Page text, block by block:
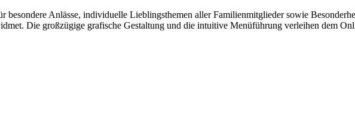
Anlässe, individuelle Lieblingsthemen aller Familienmitglieder sowie
Die großzügige grafische Gestaltung und die intuitive Menüführung verleihen dem